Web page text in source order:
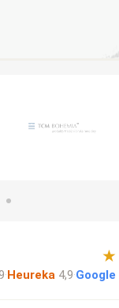
★
·Heureka 4,9·Google